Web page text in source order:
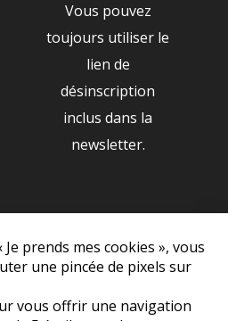
prends mes cookies », vous
une pincée de pixels sur
vous offrir une navigation
Vous pouvez
toujours utiliser le
lien de
désinscription
inclus dans la
newsletter.
|